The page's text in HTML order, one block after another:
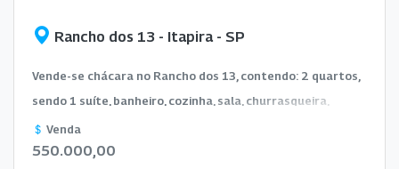
Rancho dos 13 - Itapira - SP
Vende-se chácara no Rancho dos 13, contendo: 2 quartos,
sendo 1 suíte, banheiro, cozinha, sala, churrasqueira,
pomar, banheiro externo.
Venda
550.000,00